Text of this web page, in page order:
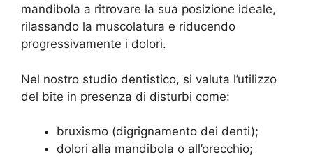
mandibola a ritrovare la sua posizione ideale,
rilassando la muscolatura e riducendo
progressivamente i dolori.
Nel nostro studio dentistico, si valuta l’utilizzo
del bite in presenza di disturbi come:
bruxismo (digrignamento dei denti);
dolori alla mandibola o all’orecchio;